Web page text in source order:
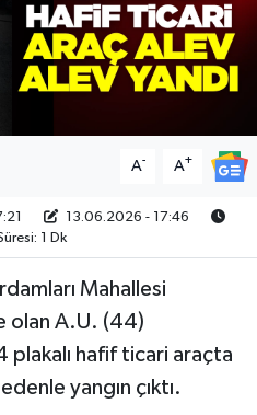
A- A+
13.06.2026 - 17:46
1 Dk
Mahallesi
olan A.U. (44)
plakalı hafif ticari araçta
yangın çıktı.